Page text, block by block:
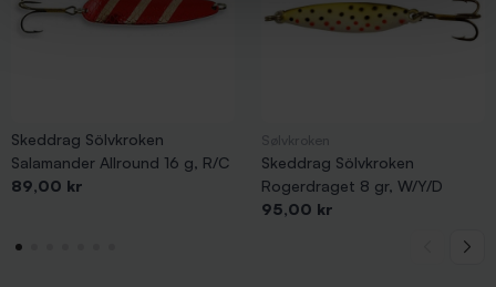
Skeddrag Sölvkroken
Salamander Allround 16 g, R/C
Pris
89,00 kr
Skeddrag Sölvkroken
Rogerdraget 8 gr, W/Y/D
Pris
95,00 kr